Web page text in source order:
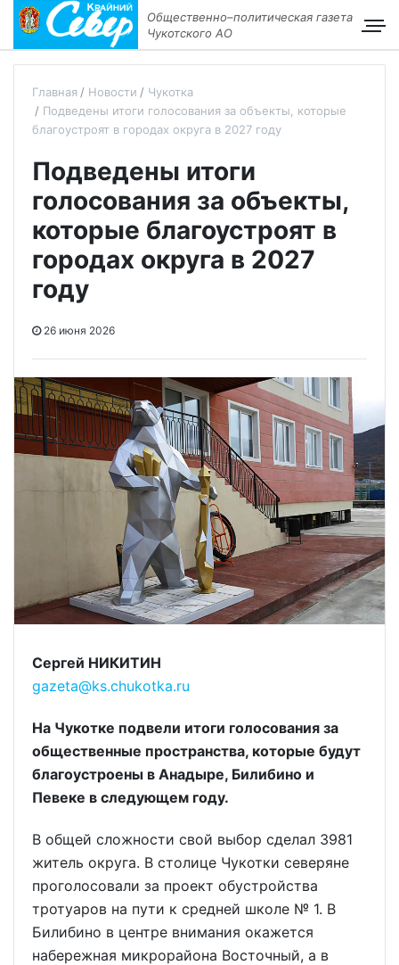
Общественно–политическая газета
Чукотского АО
Главная Новости
Чукотка
Подведены итоги голосования за объекты, которые
благоустроят в городах округа в 2027 году
Подведены итоги
голосования за объекты,
которые благоустроят в
городах округа в 2027
году
26 июня 2026
Сергей НИКИТИН
gazeta@ks.chukotka.ru
На Чукотке подвели итоги голосования за
общественные пространства, которые будут
благоустроены в Анадыре, Билибино и
Певеке в следующем году.
В общей сложности свой выбор сделал 3981
житель округа. В столице Чукотки северяне
проголосовали за проект обустройства
тротуаров на пути к средней школе № 1. В
Билибино в центре внимания окажется
набережная микрорайона Восточный, а в